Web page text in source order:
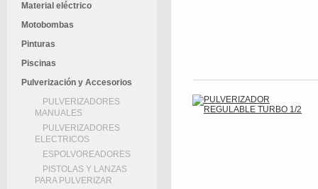
Material eléctrico
Motobombas
Pinturas
Piscinas
Pulverización y Accesorios
PULVERIZADORES
MANUALES
PULVERIZADORES
ELECTRICOS
ESPOLVOREADORES
PISTOLAS Y LANZAS
PARA PULVERIZAR